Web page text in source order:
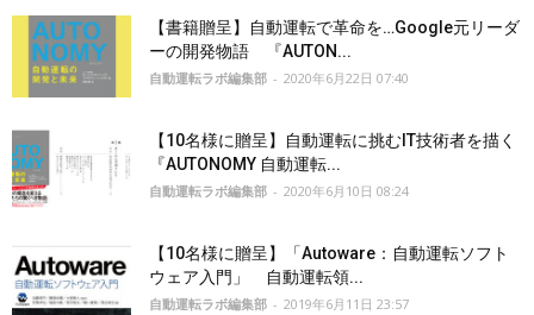
【書籍贈呈】自動運転で革命を…Google元リーダ
ーの開発物語 『AUTON...
自動運転ラボ編集部 - 2020年6月22日 07:40
【10名様に贈呈】自動運転に挑むIT技術者を描く
『AUTONOMY 自動運転...
自動運転ラボ編集部 - 2020年6月10日 08:24
【10名様に贈呈】「Autoware：自動運転ソフト
ウェア入門」 自動運転領...
自動運転ラボ編集部 - 2019年6月11日 23:57